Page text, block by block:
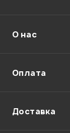
Отправить
О нас
Оплата
Доставка